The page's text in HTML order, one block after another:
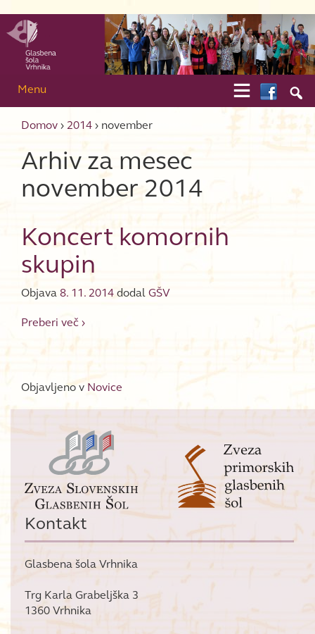

Menu 
Domov › 2014 › november
Arhiv za mesec
november 2014
Koncert komornih
skupin
Objava 8. 11. 2014 dodal GŠV
Preberi več Koncert komornih skupin
›
Objavljeno v Novice
Kontakt
Glasbena šola Vrhnika
Trg Karla Grabeljška 3
1360 Vrhnika